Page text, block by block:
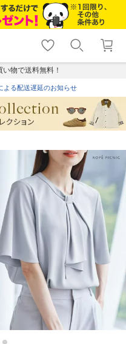
shopping_cart lock_outline
ログイン
物で送料無料！
よる配送遅延のお知らせ